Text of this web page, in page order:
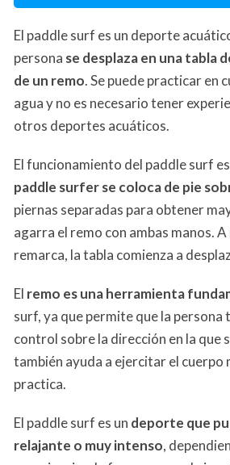
El paddle surf es un deporte
persona se desplaza en una tabla
de un remo. Se puede practicar en
agua y no es necesario tener
otros deportes acuáticos.
El funcionamiento del paddle surf
paddle surfer se coloca de pie
piernas separadas para obtener
agarra el remo con ambas manos.
remarca, la tabla comienza a
El remo es una herramienta
surf, ya que permite que la persona
control sobre la dirección en la que
también ayuda a ejercitar el cuerpo
practica.
El paddle surf es un deporte que
relajante o muy intenso,